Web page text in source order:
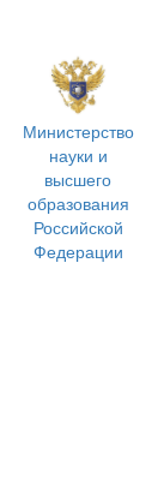
Министерство
науки и
высшего
образования
Российской
Федерации